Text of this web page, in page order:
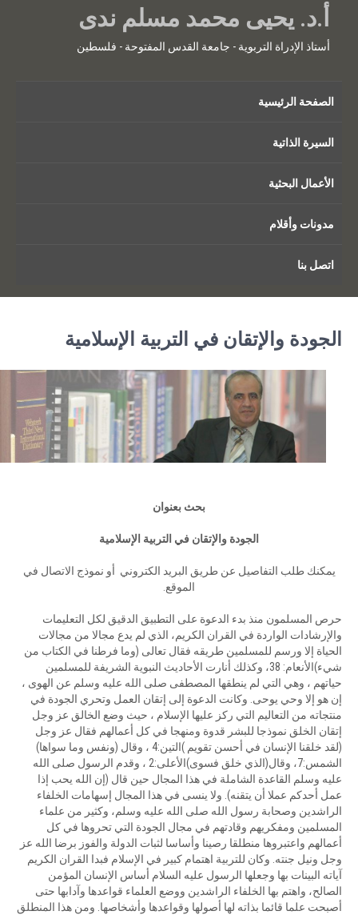
أ.د. يحيى محمد مسلم ندى
أستاذ الإدراة التربوية - جامعة القدس المفتوحة - فلسطين
الصفحة الرئيسية
السيرة الذاتية
الأعمال البحثية
مدونات وأقلام
اتصل بنا
الجودة والإتقان في التربية الإسلامية
بحث بعنوان
الجودة والإتقان في التربية الإسلامية
يمكنك طلب التفاصيل عن طريق البريد الكتروني أو نموذج الاتصال في
الموقع.
حرص المسلمون منذ بدء الدعوة على التطبيق الدقيق لكل التعليمات
والإرشادات الواردة في القران الكريم، الذي لم يدع مجالا من مجالات
الحياة إلا ورسم للمسلمين طريقه فقال تعالى (وما فرطنا في الكتاب من
شيء)الأنعام: 38، وكذلك أنارت الأحاديث النبوية الشريفة للمسلمين
حياتهم ، وهي التي لم ينطقها المصطفى صلى الله عليه وسلم عن الهوى ،
إن هو إلا وحي يوحى. وكانت الدعوة إلى إتقان العمل وتحري الجودة في
منتجاته من التعاليم التي ركز عليها الإسلام ، حيث وضع الخالق عز وجل
إتقان الخلق نموذجا للبشر قدوة ومنهجا في كل أعمالهم فقال عز وجل
(لقد خلقنا الإنسان في أحسن تقويم )التين:4 ، وقال (ونفس وما سواها)
الشمس:7، وقال(الذي خلق فسوى)الأعلى:2 ، وقدم الرسول صلى الله
عليه وسلم القاعدة الشاملة في هذا المجال حين قال (إن الله يحب إذا
عمل أحدكم عملا أن يتقنه). ولا ينسى في هذا المجال إسهامات الخلفاء
الراشدين وصحابة رسول الله صلى الله عليه وسلم، وكثير من علماء
المسلمين ومفكريهم وقادتهم في مجال الجودة التي تحروها في كل
أعمالهم واعتبروها منطلقا رصينا وأساسا لثبات الدولة والفوز برضا الله عز
وجل ونيل جنته. وكان للتربية اهتمام كبير في الإسلام فبدا القران الكريم
آياته البينات بها وجعلها الرسول عليه السلام أساس الإنسان المؤمن
الصالح، واهتم بها الخلفاء الراشدين ووضع العلماء قواعدها وآدابها حتى
أصبحت علما قائما بذاته لها أصولها وقواعدها وأشخاصها. ومن هذا المنطلق